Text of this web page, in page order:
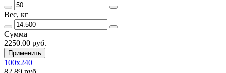
Вес, кг
Сумма
2250.00 руб.
Применить
100х240